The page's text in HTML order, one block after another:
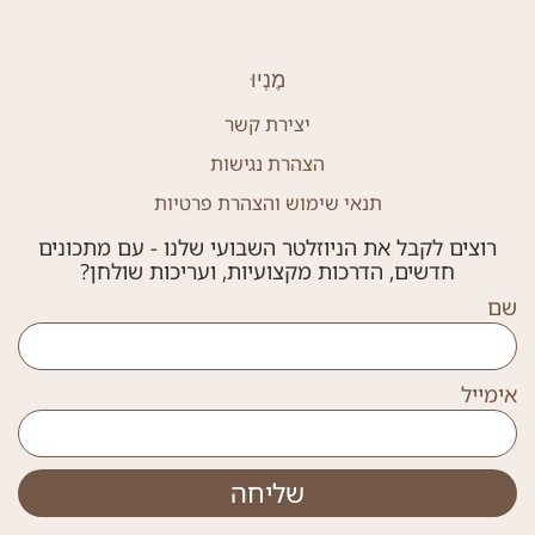
מֶנְיוּ
יצירת קשר
הצהרת נגישות
תנאי שימוש והצהרת פרטיות
רוצים לקבל את הניוזלטר השבועי שלנו - עם מתכונים
חדשים, הדרכות מקצועיות, ועריכות שולחן?
שם
אימייל
שליחה